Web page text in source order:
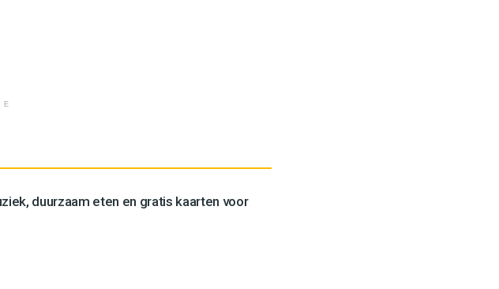
duurzaam eten en gratis kaarten voor